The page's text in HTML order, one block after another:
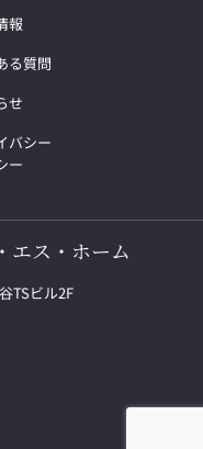
報
る質問
せ
バシー
ー
エス・ホーム
TSビル2F